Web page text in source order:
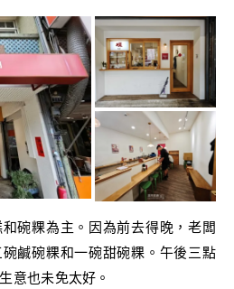
碗粿為主。因為前去得晚，老闆
鹹碗粿和一碗甜碗粿。午後三點
意也未免太好。